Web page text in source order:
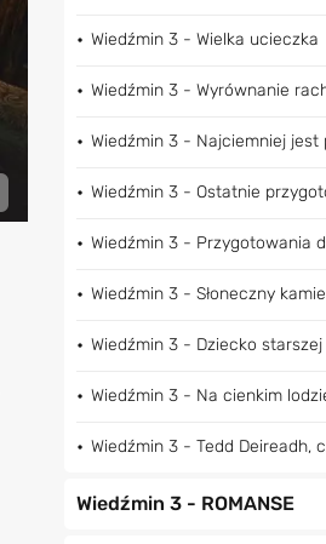
Wiedźmin 3 - Wielka ucieczka
Wiedźmin 3 - Wyrównanie
Wiedźmin 3 - Najciemniej jest
Wiedźmin 3 - Ostatnie
Wiedźmin 3 - Przygotowania
Wiedźmin 3 - Słoneczny
Wiedźmin 3 - Dziecko
Wiedźmin 3 - Na cienkim
Wiedźmin 3 - Tedd Deireadh,
Wiedźmin 3 - ROMANSE